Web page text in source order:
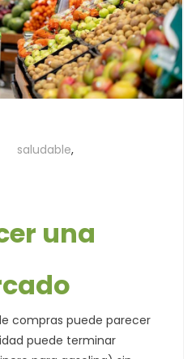
saludable,
una
compras puede parecer
puede terminar